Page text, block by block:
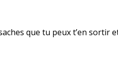
que tu peux t’en sortir